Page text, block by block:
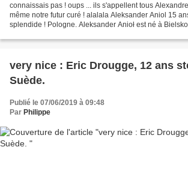
connaissais pas ! oups ... ils s'appellent tous
même notre futur curé ! alalala Aleksander Aniol 15 ans Asturias albeniz .
splendide ! Pologne. Aleksander Anioł est né à
very nice : Eric Drougge, 12 ans
Suède.
Publié le 07/06/2019 à 09:48
Par Philippe